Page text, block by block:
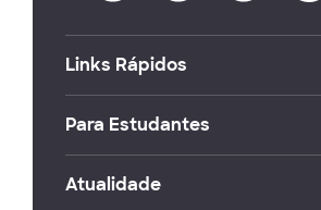
Links Rápidos
Para Estudantes
Atualidade